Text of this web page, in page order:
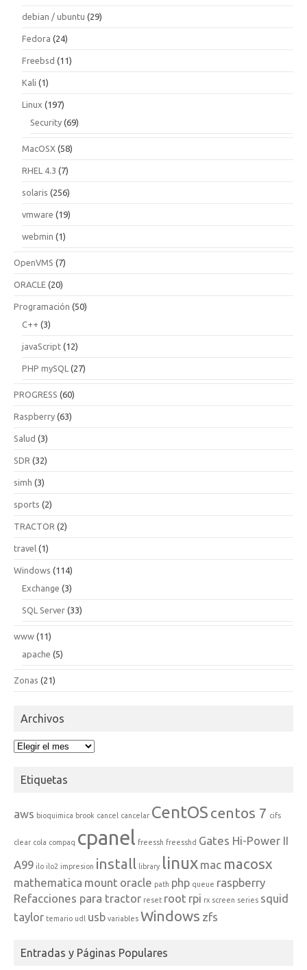
debian / ubuntu (29)
Fedora (24)
Freebsd (11)
Kali (1)
Linux (197)
Security (69)
MacOSX (58)
RHEL 4.3 (7)
solaris (256)
vmware (19)
webmin (1)
OpenVMS (7)
ORACLE (20)
Programación (50)
C++ (3)
javaScript (12)
PHP mySQL (27)
PROGRESS (60)
Raspberry (63)
Salud (3)
SDR (32)
simh (3)
sports (2)
TRACTOR (2)
travel (1)
Windows (114)
Exchange (3)
SQL Server (33)
www (11)
apache (5)
Zonas (21)
Archivos
Archivos
Etiquetas
aws bioquimica brook cancel cancelar CentOS centos 7 cifs
clear cola compaq cpanel freessh freesshd Gates Hi-Power II
A99 ilo ilo2 impresion install library linux mac macosx
mathematica mount oracle path php queue raspberry
Refacciones para tractor reset root rpi rx screen series squid
taylor temario udl usb variables Windows zfs
Entradas y Páginas Populares